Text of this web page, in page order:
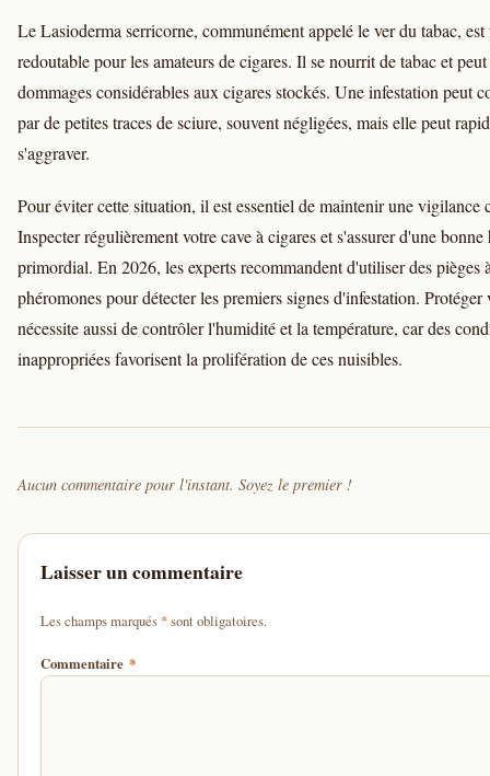
Le Lasioderma serricorne, communément appelé le ver du tabac, est
redoutable pour les amateurs de cigares. Il se nourrit de tabac et peut
dommages considérables aux cigares stockés. Une infestation peut
par de petites traces de sciure, souvent négligées, mais elle peut
s'aggraver.
Pour éviter cette situation, il est essentiel de maintenir une vigilance
Inspecter régulièrement votre cave à cigares et s'assurer d'une bonne
primordial. En 2026, les experts recommandent d'utiliser des pièges
phéromones pour détecter les premiers signes d'infestation. Protéger
nécessite aussi de contrôler l'humidité et la température, car des
inappropriées favorisent la prolifération de ces nuisibles.
Aucun commentaire pour l'instant. Soyez le premier !
Laisser un commentaire
Les champs marqués *d'un astérisque
sont obligatoires.
Commentaire *